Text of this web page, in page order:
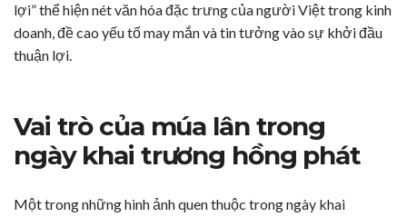
lợi” thể hiện nét văn hóa đặc trưng của người Việt trong kinh
doanh, đề cao yếu tố may mắn và tin tưởng vào sự khởi đầu
thuận lợi.
Vai trò của múa lân trong
ngày khai trương hồng phát
Một trong những hình ảnh quen thuộc trong ngày khai